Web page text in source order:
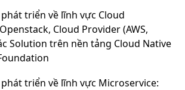
triển về lĩnh vực Cloud
Cloud Provider (AWS,
Solution trên nền tảng Cloud Native
triển về lĩnh vực Microservice: